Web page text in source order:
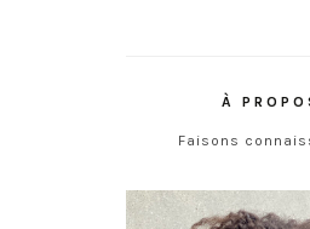
À
Faisons